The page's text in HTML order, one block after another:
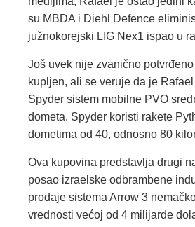
su MBDA i Diehl Defence
južnokorejski LIG Nex1 ispao u
Još uvek nije zvanično
kupljen, ali se veruje da je
Spyder sistem mobilne PVO
dometa. Spyder koristi rakete
dometima od 40, odnosno 80
Ova kupovina predstavlja drugi
posao izraelske odbrambene
prodaje sistema Arrow 3
vrednosti većoj od 4 milijarde